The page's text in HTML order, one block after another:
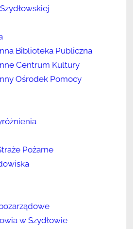
Biblioteka Publiczna
Centrum Kultury
Ośrodek Pomocy
Pożarne
w Szydłowie